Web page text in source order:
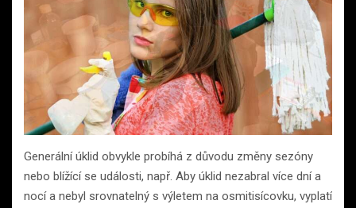
Generální úklid obvykle probíhá z důvodu změny sezóny
nebo blížící se události, např. Aby úklid nezabral více dní a
nocí a nebyl srovnatelný s výletem na osmitisícovku, vyplatí